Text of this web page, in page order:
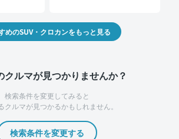
めのSUV・クロカンをもっと見る
クルマが見つかりませんか？
検索条件を変更してみると
クルマが見つかるかもしれません。
検索条件を変更する